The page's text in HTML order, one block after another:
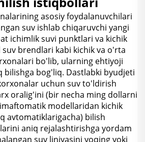
asosiy foydalanuvchilari
suv ishlab chiqaruvchi yangi
ichimlik suvi punktlari va kichik
brendlari kabi kichik va o'rta
bo'lib, ularning ehtiyoji
bilishga bog'liq. Dastlabki byudjeti
uchun suv to'ldirish
oralig'ini (bir necha ming dollarni
modellaridan kichik
avtomatiklarigacha) bilish
aniq rejalashtirishga yordam
suv liniyasini yoqing yoki